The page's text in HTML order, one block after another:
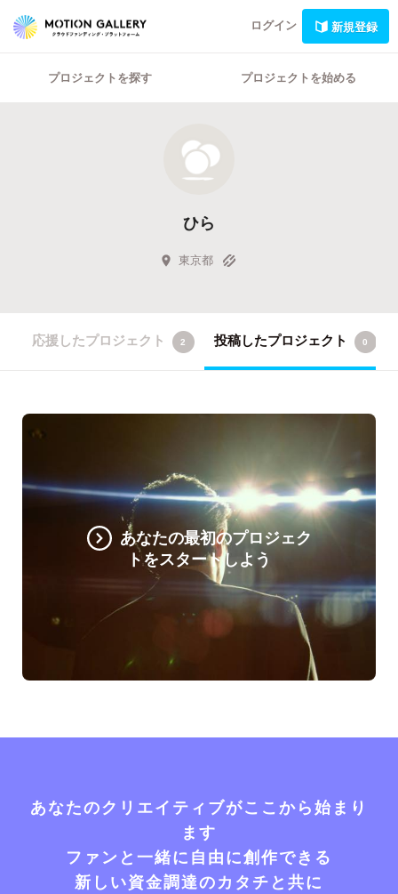
ログイン 新規登録
プロジェクトを探す プロジェクトを始める
ひら
東京都
応援したプロジェクト 2 投稿したプロジェクト 0
あなたの最初のプロジェク
トをスタートしよう
あなたのクリエイティブがここから始まり
ます
ファンと一緒に自由に創作できる
新しい資金調達のカタチと共に